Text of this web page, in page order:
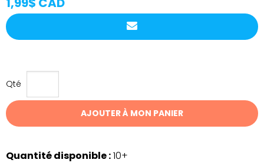
Qté
AJOUTER À MON PANIER
Quantité disponible :10+